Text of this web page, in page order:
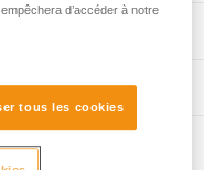
sportive et le travail
porte-matériel,
climbing-carabiner-
d’accéder à notre
tous les cookies